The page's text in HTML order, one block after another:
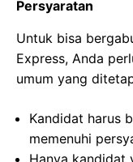
Persyaratan
Untuk bisa
Express, Anda
umum yang
Kandidat harus
memenuhi
Hanya kandidat